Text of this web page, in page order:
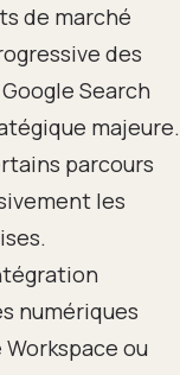
de marché
des
Search
majeure.
parcours
les
numériques
ou